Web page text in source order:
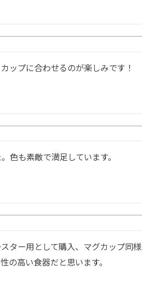
ップに合わせるのが楽しみです！
色も素敵で満足しています。
ター用として購入、マグカップ同
の高い食器だと思います。